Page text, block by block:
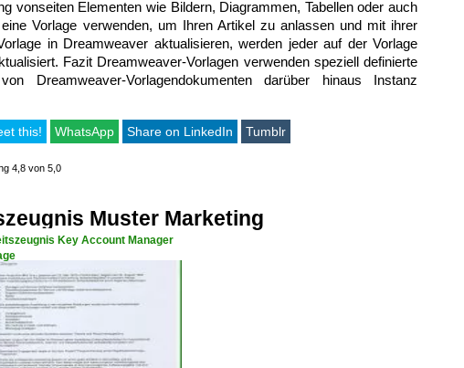
vonseiten Elementen wie Bildern, Diagrammen, Tabellen oder auch
Vorlage verwenden, um Ihren Artikel zu anlassen und mit ihrer
in Dreamweaver aktualisieren, werden jeder auf der Vorlage
Fazit Dreamweaver-Vorlagen verwenden speziell definierte
Dreamweaver-Vorlagendokumenten darüber hinaus Instanz
this! WhatsApp Share on LinkedIn Tumblr
4,8 von 5,0
Muster Marketing
Key Account Manager